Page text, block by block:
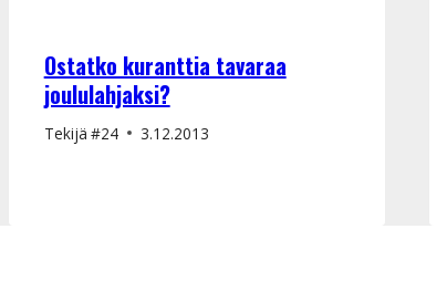
Ostatko kuranttia tavaraa
joululahjaksi?
Tekijä #24 3.12.2013